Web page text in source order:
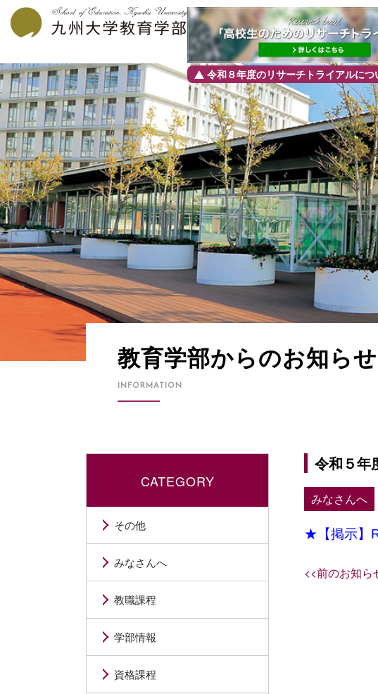
令和８年度のリサーチトライアルにつ
教育学部からのお知らせ
INFORMATION
CATEGORY
その他
みなさんへ
教職課程
学部情報
資格課程
令和５年
みなさんへ
★【掲示】
<<前のお知ら